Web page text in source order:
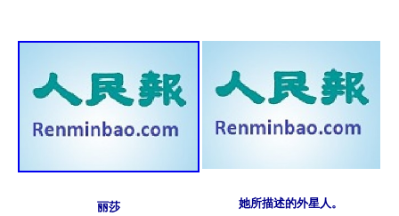
丽莎 她所描述的外星人。